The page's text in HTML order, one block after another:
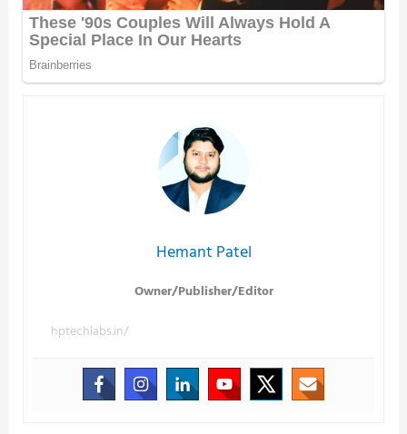
Hemant Patel
Owner/Publisher/Editor
hptechlabs.in/